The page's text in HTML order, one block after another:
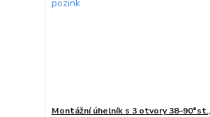
Montážní úhelník s 3 otvory